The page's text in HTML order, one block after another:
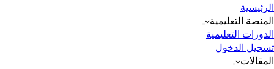
الرئيسية
المنصة التعليمية
الدورات التعليمية
تسجيل الدخول
المقالات